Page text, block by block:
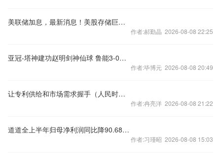
美联储加息，最新消息！美股存储巨头，盘后大跌
作者:郝勤晶 2026-08-08 22:25
亚冠-塔神建功赵明剑神仙球 鲁能3-0武里南2连胜
作者:毕博元 2026-08-08 20:49
让专利供给和市场需求握手（人民时评）
作者:冉亮洋 2026-08-08 21:22
道道全上半年归母净利润同比降90.68% 营收同比增长2.59%
作者:习瑾昭 2026-08-08 15:03